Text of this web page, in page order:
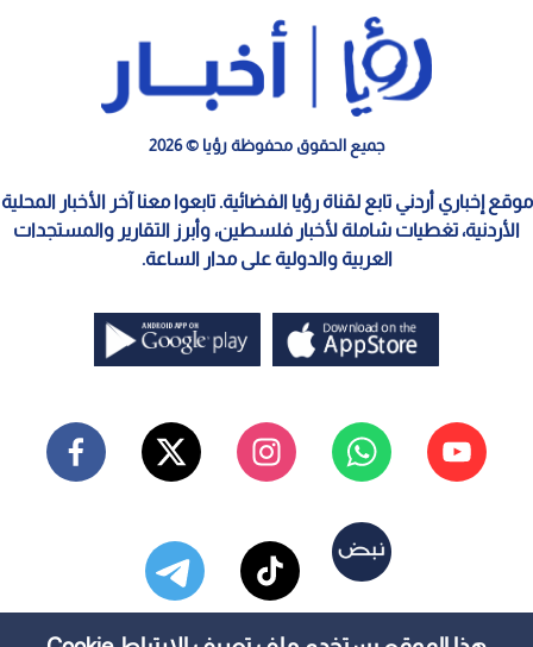
جميع الحقوق محفوظة رؤيا © 2026
موقع إخباري أردني تابع لقناة رؤيا الفضائية. تابعوا معنا آخر الأخبار المحلية
الأردنية، تغطيات شاملة لأخبار فلسطين، وأبرز التقارير والمستجدات
العربية والدولية على مدار الساعة.